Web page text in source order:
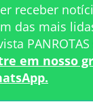
receber
das mais
em nosso